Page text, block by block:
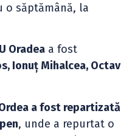
o săptămână, la
Oradea a fost
Ionuț Mihalcea, Octav
a fost repartizată
, unde a repurtat o